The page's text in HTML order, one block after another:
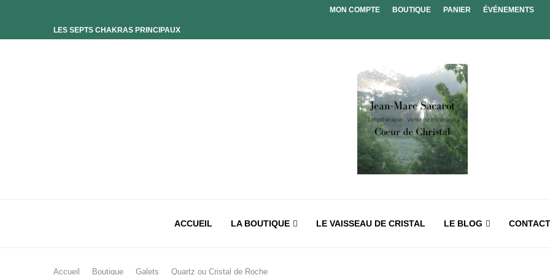
LES SEPTS CHAKRAS PRINCIPAUX
MON COMPTE BOUTIQUE PANIER ÉVÉNEMENTS
ACCUEIL LA BOUTIQUE LE VAISSEAU DE CRISTAL LE BLOG CONTACT
Accueil Boutique Galets Quartz ou Cristal de Roche